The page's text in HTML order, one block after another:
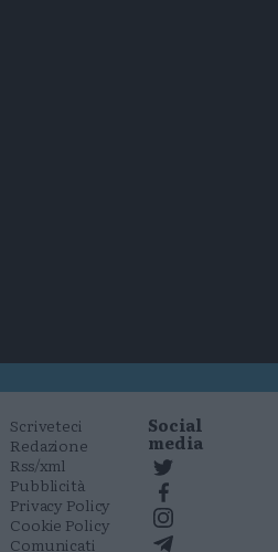
Scriveteci
Redazione
Rss/xml
Pubblicità
Privacy Policy
Cookie Policy
Comunicati
Social
media